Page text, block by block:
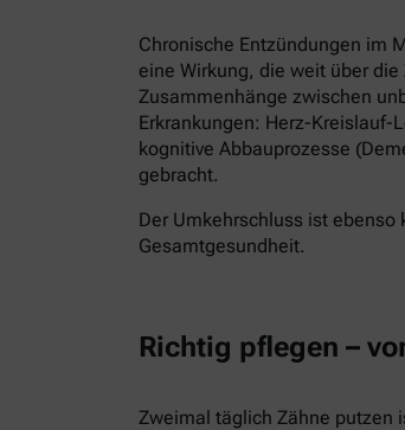
Chronische Entzündungen im
eine Wirkung, die weit über
Zusammenhänge zwischen
Erkrankungen: Herz-
kognitive Abbauprozesse
gebracht.
Der Umkehrschluss ist
Gesamtgesundheit.
Richtig pflegen –
Zweimal täglich Zähne putzen